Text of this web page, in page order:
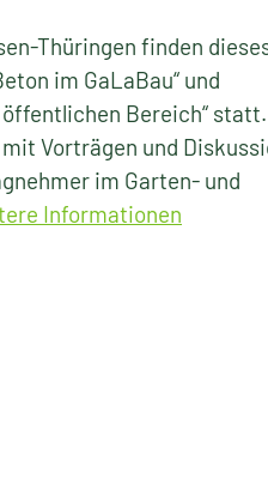
Thüringen finden
im GaLaBau“ und
Bereich“
Vorträgen und
im Garten- und
Informationen